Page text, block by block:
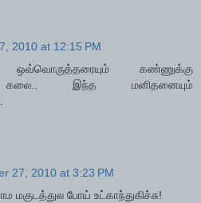
2010 at 12:15 PM
கண்ணுக்கு
கலை.. இந்த மனிதனையும்
27, 2010 at 3:23 PM
மகுடத்துல போய் உட்காந்துகிச்சு!